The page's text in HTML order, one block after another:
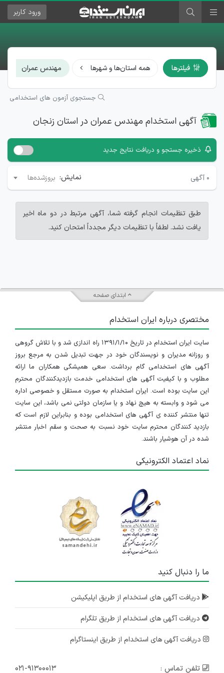
ورود کاربر
فیلترها همه استان‌ها و شهرها مهندس عمران
جستجوی آزمون های استخدامی
آگهی استخدام مهندس عمران در استان زنجان
ذخیره جستجو و دریافت نتایج جدید
۰ آگهی نمایش: بروزشده‌ها
طبق تنظیمات انجام گرفته شما، آگهی مرتبط در دو ماه اخیر
یافت نشد. لطفاً با تنظیمات دیگر مجدداً امتحان کنید.
ابتدای صفحه
مختصری درباره ایران استخدام
سایت ایران استخدام در تاریخ ۱۳۹۱/۱/۱۰ راه اندازی شد و با تلاش گروهی
و روزانه مدیران و نویسندگان خود در جهت تبدیل شدن به مرجع بروز
آگهی های استخدامی گام برداشت. سعی همیشگی همکاران ما ارائه
مطلوب و با کیفیت آگهی های استخدامی خدمت بازدیدکنندگان محترم
این سایت بوده است. ایران استخدام به صورت مستقل و خصوصی اداره
می شود و وابسته به هیچ نهاد و یا سازمان دولتی نمی باشد، این سایت
تنها منتشر کننده ی آگهی های استخدامی بوده و بنابراین لازم است که
بازدید کنندگان محترم سایت خود نسبت به صحت و سقم اخبار منتشر
شده در آن هوشیار باشند.
نماد اعتماد الکترونیکی
ما را دنبال کنید
دریافت آگهی های استخدام از طریق اپلیکیشن
دریافت آگهی های استخدام از طریق تلگرام
دریافت آگهی های استخدام از طریق اینستاگرام
تلفن تماس : ۰۲۱-۹۱۳۰۰۰۱۳